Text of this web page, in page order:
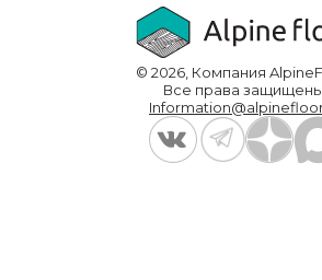
Выполненные проекты
Доставка и оплата
Для дилеров
Инструкции по укладке
Часто задаваемые вопросы
© 2026, Компания
Все права защищены.